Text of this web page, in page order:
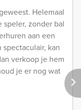
Helemaal
zonder bal
aan een
kan
verkoop je hem
je er nog wat